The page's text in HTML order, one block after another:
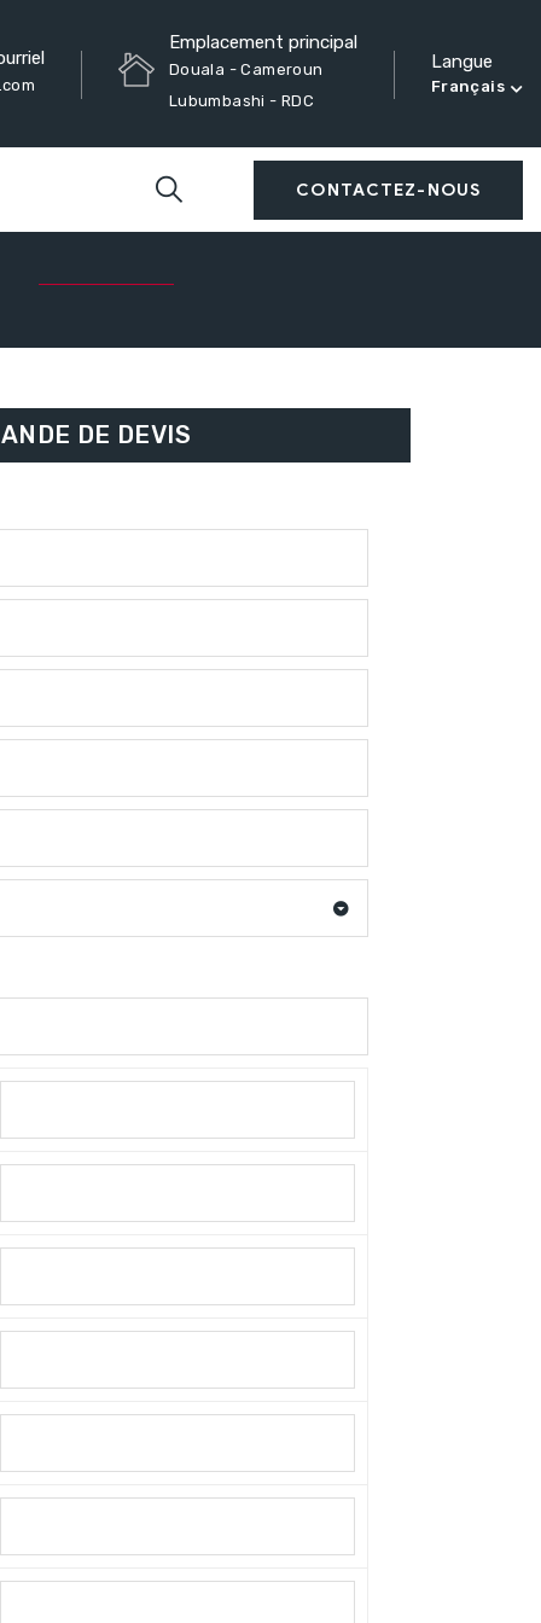
Emplacement principal
Douala - Cameroun
Lubumbashi - RDC
Langue
Français
CONTACTEZ-NOUS
DE DEVIS